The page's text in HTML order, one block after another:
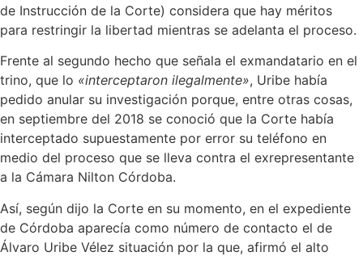
de Instrucción de la Corte) considera que hay méritos
para restringir la libertad mientras se adelanta el proceso.
Frente al segundo hecho que señala el exmandatario en el
trino, que lo «interceptaron ilegalmente», Uribe había
pedido anular su investigación porque, entre otras cosas,
en septiembre del 2018 se conoció que la Corte había
interceptado supuestamente por error su teléfono en
medio del proceso que se lleva contra el exrepresentante
a la Cámara Nilton Córdoba.
Así, según dijo la Corte en su momento, en el expediente
de Córdoba aparecía como número de contacto el de
Álvaro Uribe Vélez situación por la que, afirmó el alto